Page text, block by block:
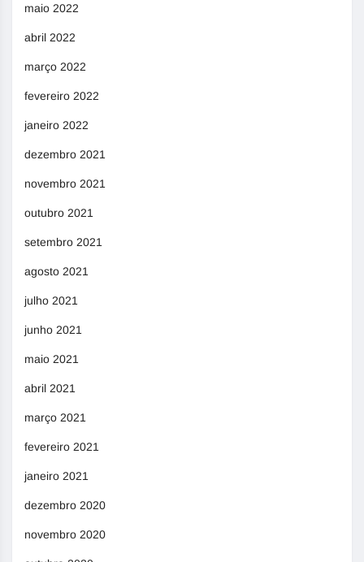
maio 2022
abril 2022
março 2022
fevereiro 2022
janeiro 2022
dezembro 2021
novembro 2021
outubro 2021
setembro 2021
agosto 2021
julho 2021
junho 2021
maio 2021
abril 2021
março 2021
fevereiro 2021
janeiro 2021
dezembro 2020
novembro 2020